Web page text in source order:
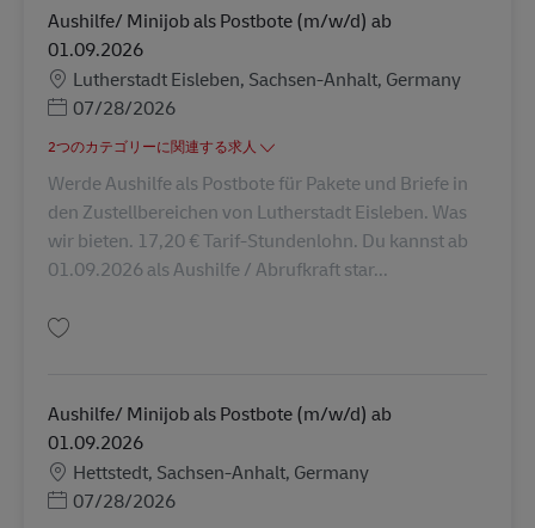
Aushilfe/ Minijob als Postbote (m/w/d) ab
01.09.2026
勤務地
Lutherstadt Eisleben, Sachsen-Anhalt, Germany
Posted Date
07/28/2026
2つのカテゴリーに関連する求人
Werde Aushilfe als Postbote für Pakete und Briefe in
den Zustellbereichen von Lutherstadt Eisleben. Was
wir bieten. 17,20 € Tarif-Stundenlohn. Du kannst ab
01.09.2026 als Aushilfe / Abrufkraft star...
Aushilfe/ Minijob als Postbote (m/w/d) ab
01.09.2026
勤務地
Hettstedt, Sachsen-Anhalt, Germany
Posted Date
07/28/2026